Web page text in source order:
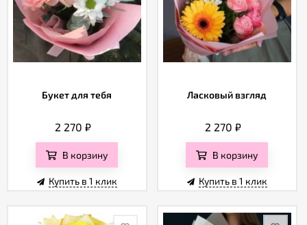
Букет для тебя
2 270 ₽
В корзину
Купить в 1 клик
Ласковый взгляд
2 270 ₽
В корзину
Купить в 1 клик